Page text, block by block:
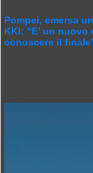
Pompei, emersa
KKI: “E’ un
conoscere il